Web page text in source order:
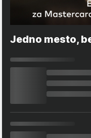
Jedno mesto,